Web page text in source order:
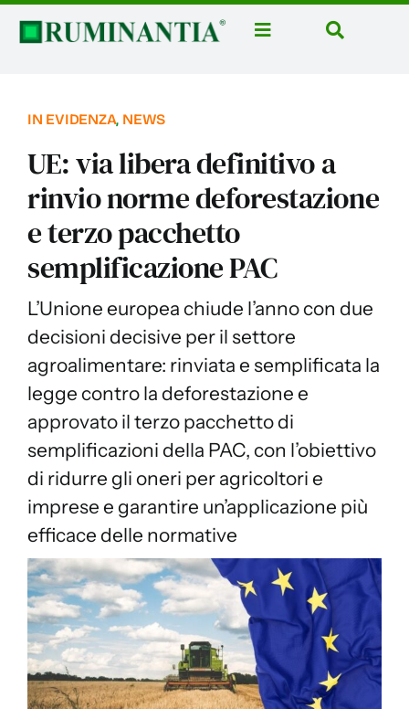
Salta
Toggle
Aziende
Corsi
Libri
Domus Casei
Eventi
Ruminantia Mese
Toggle
IN EVIDENZA, NEWS
UE: via libera definitivo a
rinvio norme deforestazione
e terzo pacchetto
semplificazione PAC
L’Unione europea chiude l’anno con due
decisioni decisive per il settore
agroalimentare: rinviata e semplificata la
legge contro la deforestazione e
approvato il terzo pacchetto di
semplificazioni della PAC, con l’obiettivo
di ridurre gli oneri per agricoltori e
imprese e garantire un’applicazione più
efficace delle normative